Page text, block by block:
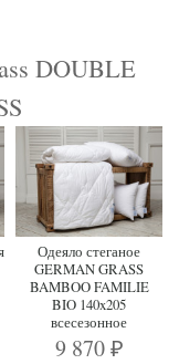
DOUBLE
Одеяло стеганое
GERMAN GRASS
BAMBOO FAMILIE
BIO 140x205
всесезонное
9 870 ₽